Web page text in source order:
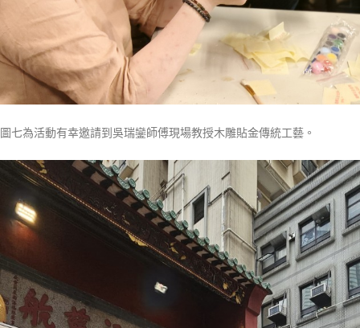
圖七為活動有幸邀請到吳瑞鑾師傅現場教授木雕貼金傳統工藝。